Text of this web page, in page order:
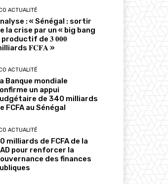
ACTUALITÉ
: « Sénégal : sortir
la crise par un « big bang
productif de 𝟑 𝟎𝟎𝟎
𝐅𝐂𝐅𝐀 »
ACTUALITÉ
Banque mondiale
un appui
de 340 milliards
FCFA au Sénégal
ACTUALITÉ
milliards de FCFA de la
pour renforcer la
des finances